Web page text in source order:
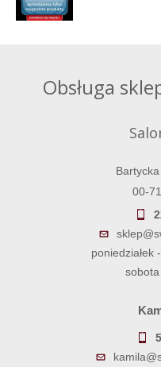
Obsługa
00-
poniedziałek